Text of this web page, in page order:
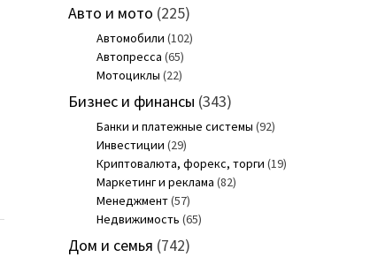
Авто и мото (225)
Автомобили (102)
Автопресса (65)
Мотоциклы (22)
Бизнес и финансы (343)
Банки и платежные системы (92)
Инвестиции (29)
Криптовалюта, форекс, торги (19)
Маркетинг и реклама (82)
Менеджмент(57)
Недвижимость (65)
Дом и семья (742)